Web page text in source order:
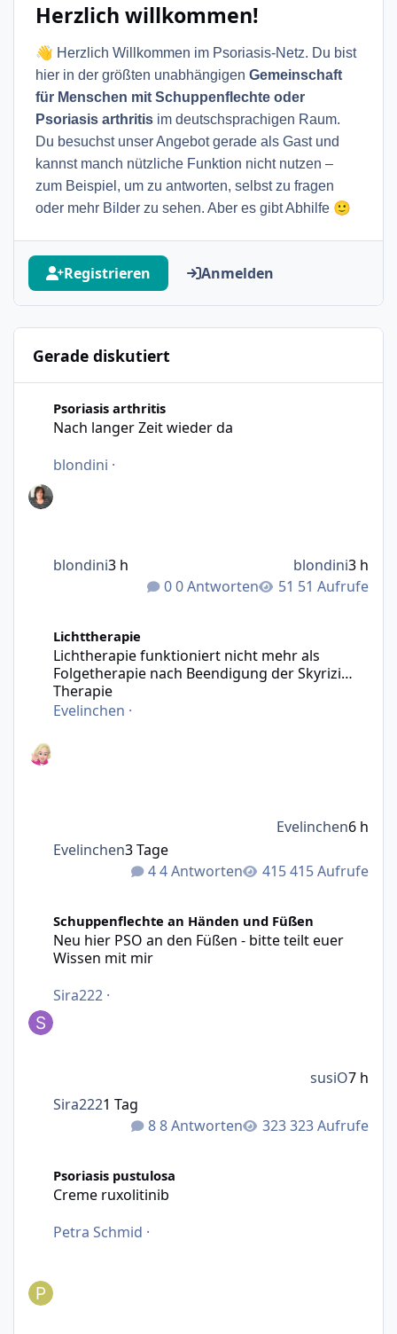
Herzlich willkommen!
👋 Herzlich Willkommen im Psoriasis-Netz. Du bist
hier in der größten unabhängigen Gemeinschaft
für Menschen mit Schuppenflechte oder
Psoriasis arthritis im deutschsprachigen Raum.
Du besuchst unser Angebot gerade als Gast und
kannst manch nützliche Funktion nicht nutzen –
zum Beispiel, um zu antworten, selbst zu fragen
oder mehr Bilder zu sehen. Aber es gibt Abhilfe 🙂
Registrieren Anmelden
Gerade diskutiert
Psoriasis arthritis
Nach langer Zeit wieder da
blondini ·
0 Antworten 51 Aufrufe
blondini3 h blondini3 h
Lichttherapie
Lichtherapie funktioniert nicht mehr als
Folgetherapie nach Beendigung der Skyrizi
Therapie
Evelinchen ·
4 Antworten 415 Aufrufe
Evelinchen3 Tage
Evelinchen6 h
Schuppenflechte an Händen und Füßen
Neu hier PSO an den Füßen - bitte teilt euer
Wissen mit mir
Sira222 ·
8 Antworten 323 Aufrufe
Sira2221 Tag
susiO7 h
Psoriasis pustulosa
Creme ruxolitinib
Petra Schmid ·